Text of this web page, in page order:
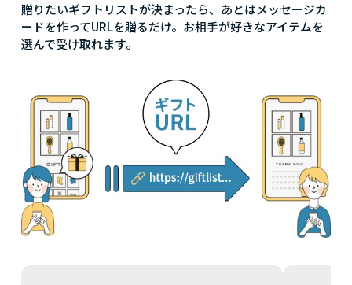
贈りたいギフトリストが決まったら、あとはメッセージカ
ードを作ってURLを贈るだけ。お相手が好きなアイテムを
選んで受け取れます。